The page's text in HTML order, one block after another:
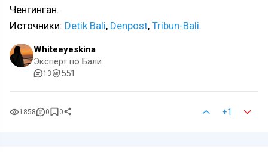
Ченгинган.
Источники: Detik Bali, Denpost, Tribun-Bali.
Whiteeyeskina
Эксперт по Бали
13 551
1858 0 0 +1